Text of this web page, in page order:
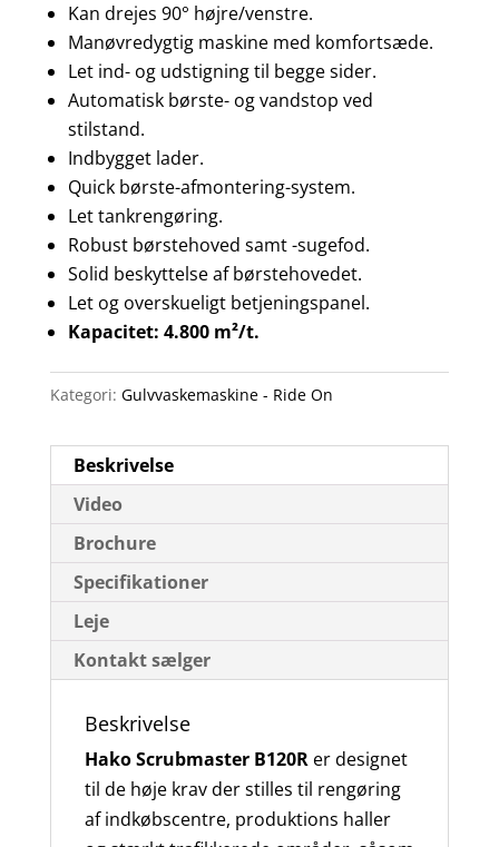
Kan drejes 90° højre/venstre.
Manøvredygtig maskine med komfortsæde.
Let ind- og udstigning til begge sider.
Automatisk børste- og vandstop ved
stilstand.
Indbygget lader.
Quick børste-afmontering-system.
Let tankrengøring.
Robust børstehoved samt -sugefod.
Solid beskyttelse af børstehovedet.
Let og overskueligt betjeningspanel.
Kapacitet: 4.800 m²/t.
Kategori: Gulvvaskemaskine - Ride On
Beskrivelse
Video
Brochure
Specifikationer
Leje
Kontakt sælger
Beskrivelse
Hako Scrubmaster B120Rer designet
til de høje krav der stilles til rengøring
af indkøbscentre, produktions haller